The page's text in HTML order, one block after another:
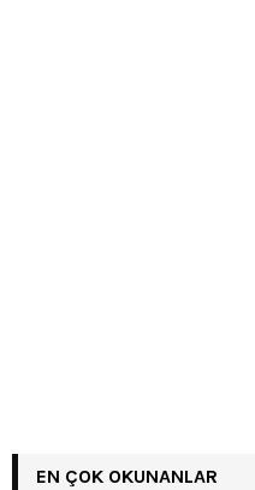
EN ÇOK OKUNANLAR